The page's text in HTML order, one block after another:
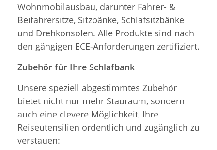
Wohnmobilausbau, darunter Fahrer- &
Beifahrersitze, Sitzbänke, Schlafsitzbänke
und Drehkonsolen. Alle Produkte sind nach
den gängigen ECE-Anforderungen zertifiziert.
Zubehör für Ihre Schlafbank
Unsere speziell abgestimmtes Zubehör
bietet nicht nur mehr Stauraum, sondern
auch eine clevere Möglichkeit, Ihre
Reiseutensilien ordentlich und zugänglich zu
verstauen: